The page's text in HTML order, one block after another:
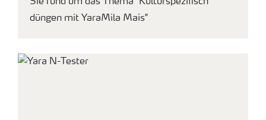
düngen mit YaraMila Mais"